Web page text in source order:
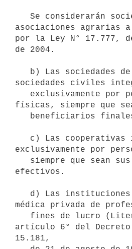
asociaciones agrarias
por la Ley N° 17.777,
de 2004.
sociedades civiles
físicas, siempre que
exclusivamente por
efectivos.
médica privada de
artículo 6° del Decreto
15.181,